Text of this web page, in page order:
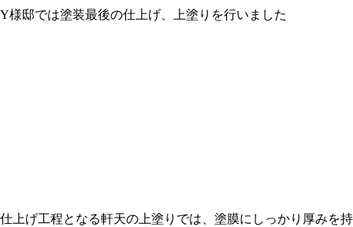
Y様邸では塗装最後の仕上げ、上塗りを行いました
仕上げ工程となる軒天の上塗りでは、塗膜にしっかり厚みを持